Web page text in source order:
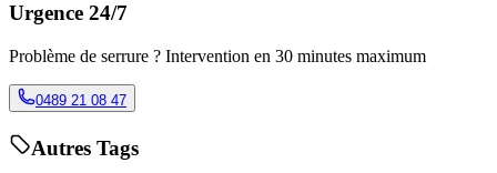
Urgence 24/7
Problème de serrure ? Intervention en 30 minutes maximum
0489 21 08 47
Autres Tags